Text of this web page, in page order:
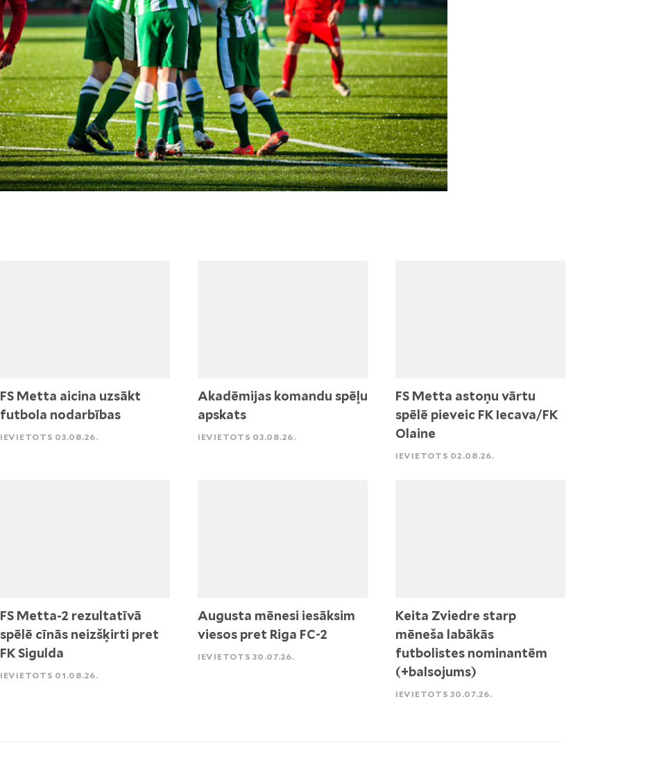
FS Metta aicina uzsākt
futbola nodarbības
IEVIETOTS 03.08.26.
Akadēmijas komandu spēļu
apskats
IEVIETOTS 03.08.26.
FS Metta astoņu vārtu
spēlē pieveic FK Iecava/FK
Olaine
IEVIETOTS 02.08.26.
FS Metta-2 rezultatīvā
spēlē cīnās neizšķirti pret
FK Sigulda
IEVIETOTS 01.08.26.
Augusta mēnesi iesāksim
viesos pret Riga FC-2
IEVIETOTS 30.07.26.
Keita Zviedre starp
mēneša labākās
futbolistes nominantēm
(+balsojums)
IEVIETOTS 30.07.26.